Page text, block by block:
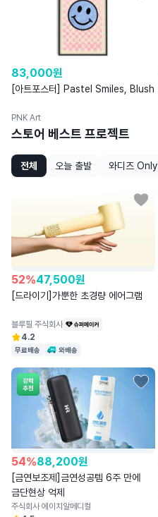
83,000원
[아트포스터] Pastel Smiles, Blush
PNK Art
스토어 베스트 프로젝트
전체 오늘 출발 와디즈 Only
52%47,500원
[드라이기]가뿐한 초경량 에어그램
블루필 주식회사
4.2
무료배송 와배송
54%88,200원
[금연보조제]금연성공템 6주 만에
금단현상 억제
주식회사 에이치알메디컬